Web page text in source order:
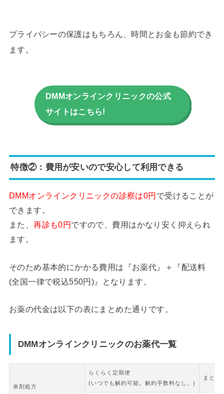
プライバシーの保護はもちろん、時間とお金も節約でき
ます。
DMMオンラインクリニックの公式
サイトはこちら!
特徴②：費用が安いので安心して利用できる
DMMオンラインクリニックの診察は0円で受けることが
できます。
また、再診も0円ですので、費用はかなり安く抑えられ
ます。
そのため基本的にかかる費用は『お薬代』＋『配送料
(全国一律で税込550円)』となります。
お薬の代金は以下の表にまとめた通りです。
DMMオンラインクリニックのお薬代一覧
単剤処方
らくらく定期便
(いつでも解約可能。解約手数料なし。)
まとめ